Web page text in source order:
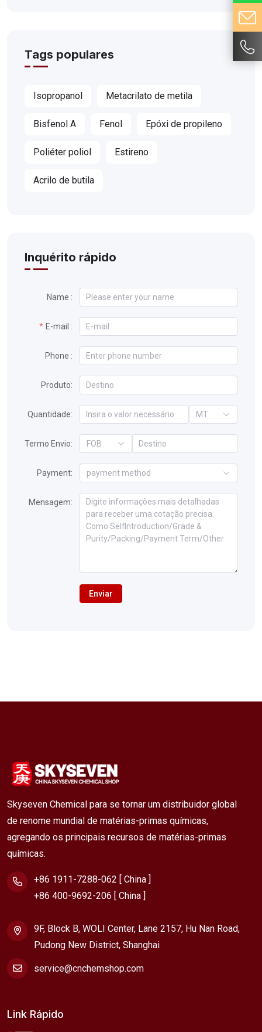
Tags populares
Isopropanol Metacrilato de metila
Bisfenol A Fenol Epóxi de propileno
Poliéter poliol Estireno
Acrilo de butila
Inquérito rápido
Name :
E-mail :
Phone :
Produto:
Quantidade: MT
Termo Envio: FOB
Payment: payment method
Mensagem:
Enviar
Skyseven Chemical para se tornar um distribuidor global
de renome mundial de matérias-primas químicas,
agregando os principais recursos de matérias-primas
químicas.
+86 1911-7288-062 [ China ]
+86 400-9692-206 [ China ]
9F, Block B, WOLI Center, Lane 2157, Hu Nan Road,
Pudong New District, Shanghai
service@cnchemshop.com
Link Rápido